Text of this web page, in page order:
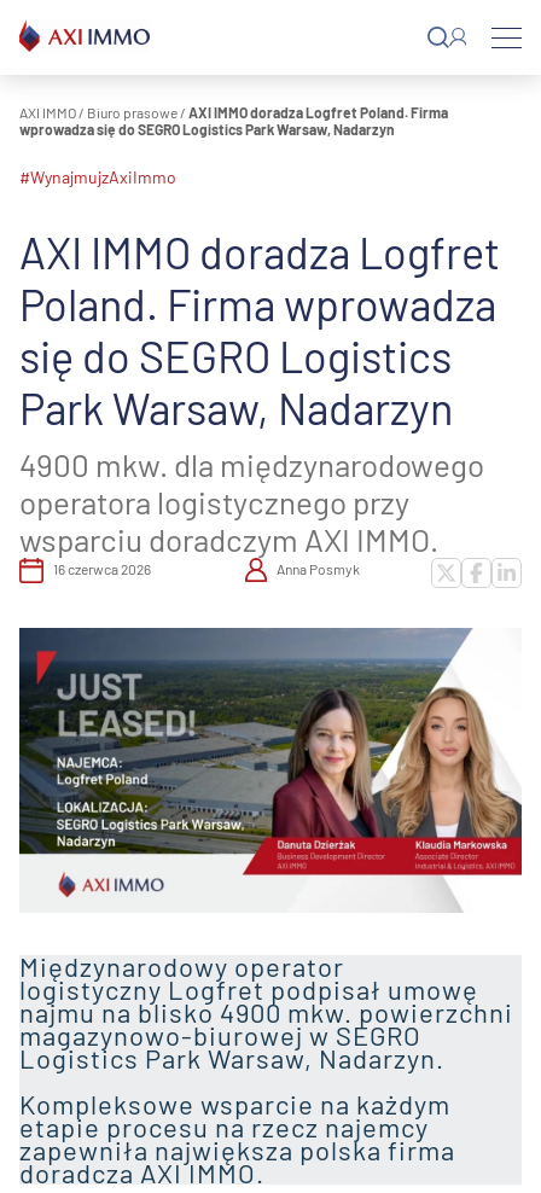
do
treści
AXI IMMO / Biuro prasowe / AXI IMMO doradza Logfret Poland. Firma
wprowadza się do SEGRO Logistics Park Warsaw, Nadarzyn
#WynajmujzAxiImmo
AXI IMMO doradza Logfret
Poland. Firma wprowadza
się do SEGRO Logistics
Park Warsaw, Nadarzyn
4900 mkw. dla międzynarodowego
operatora logistycznego przy
wsparciu doradczym AXI IMMO.
16 czerwca 2026 Anna Posmyk
Międzynarodowy operator
logistyczny Logfret podpisał umowę
najmu na blisko 4900 mkw. powierzchni
magazynowo-biurowej w SEGRO
Logistics Park Warsaw, Nadarzyn.
Kompleksowe wsparcie na każdym
etapie procesu na rzecz najemcy
zapewniła największa polska firma
doradcza AXI IMMO.